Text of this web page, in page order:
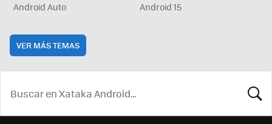
Android Auto
Android 15
VER MÁS TEMAS